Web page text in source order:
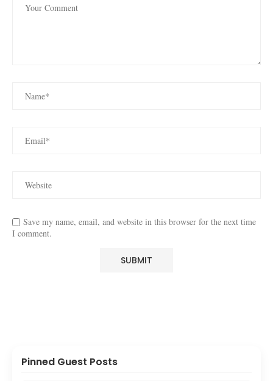
Save my name, email, and website in this browser for the next time
I comment.
Pinned Guest Posts